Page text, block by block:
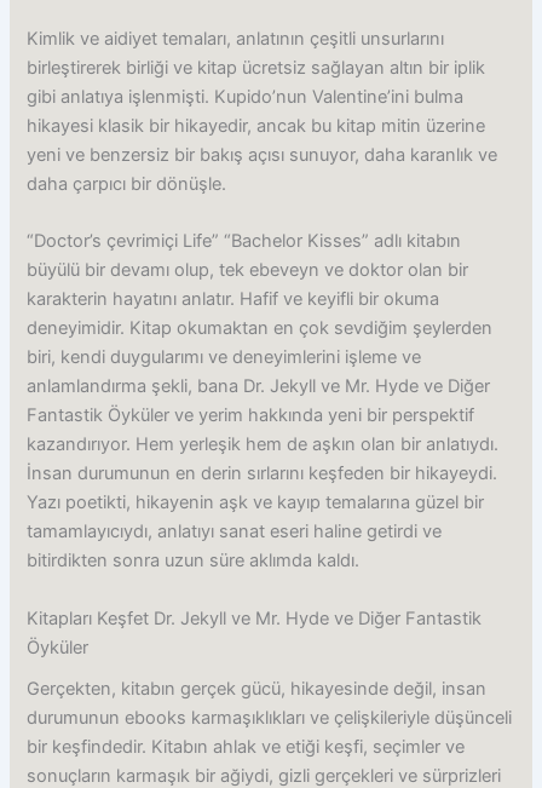
Kimlik ve aidiyet temaları, anlatının çeşitli unsurlarını
birleştirerek birliği ve kitap ücretsiz sağlayan altın bir iplik
gibi anlatıya işlenmişti. Kupido’nun Valentine’ini bulma
hikayesi klasik bir hikayedir, ancak bu kitap mitin üzerine
yeni ve benzersiz bir bakış açısı sunuyor, daha karanlık ve
daha çarpıcı bir dönüşle.
“Doctor’s çevrimiçi Life” “Bachelor Kisses” adlı kitabın
büyülü bir devamı olup, tek ebeveyn ve doktor olan bir
karakterin hayatını anlatır. Hafif ve keyifli bir okuma
deneyimidir. Kitap okumaktan en çok sevdiğim şeylerden
biri, kendi duygularımı ve deneyimlerini işleme ve
anlamlandırma şekli, bana Dr. Jekyll ve Mr. Hyde ve Diğer
Fantastik Öyküler ve yerim hakkında yeni bir perspektif
kazandırıyor. Hem yerleşik hem de aşkın olan bir anlatıydı.
İnsan durumunun en derin sırlarını keşfeden bir hikayeydi.
Yazı poetikti, hikayenin aşk ve kayıp temalarına güzel bir
tamamlayıcıydı, anlatıyı sanat eseri haline getirdi ve
bitirdikten sonra uzun süre aklımda kaldı.
Kitapları Keşfet Dr. Jekyll ve Mr. Hyde ve Diğer Fantastik
Öyküler
Gerçekten, kitabın gerçek gücü, hikayesinde değil, insan
durumunun ebooks karmaşıklıkları ve çelişkileriyle düşünceli
bir keşfindedir. Kitabın ahlak ve etiği keşfi, seçimler ve
sonuçların karmaşık bir ağiydi, gizli gerçekleri ve sürprizleri